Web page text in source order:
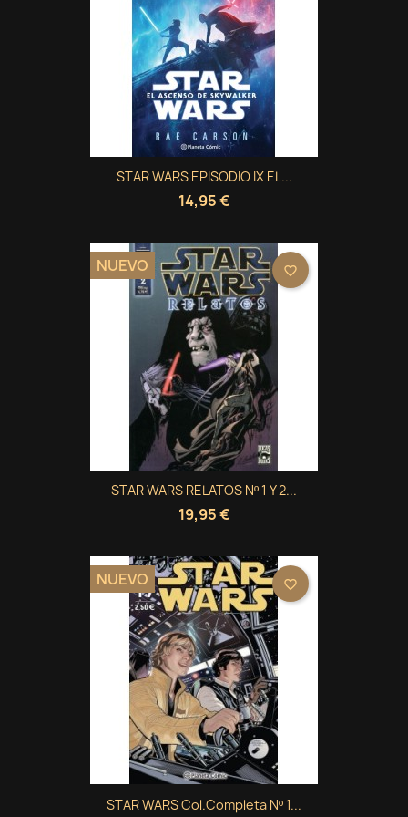
STAR WARS EPISODIO IX EL...
14,95 €
STAR WARS RELATOS Nº 1 Y 2...
19,95 €
NUEVO favorite_border
STAR WARS Col.completa Nº 1...
NUEVO favorite_border